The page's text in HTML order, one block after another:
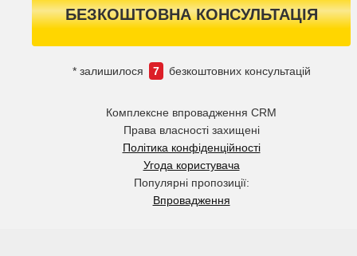
БЕЗКОШТОВНА КОНСУЛЬТАЦІЯ
* залишилося 7 безкоштовних консультацій
Комплексне впровадження CRM
Права власності захищені
Політика конфіденційності
Угода користувача
Популярні пропозиції:
Впровадження